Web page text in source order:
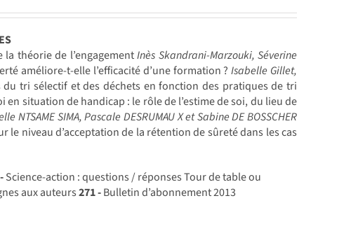
théorie de l’engagementInès Skandrani-Marzouki, Séverine
améliore-t-elle l’efficacité d’une formation ?Isabelle Gillet,
du tri sélectif et des déchets en fonction des pratiques de tri
situation de handicap : le rôle de l’estime de soi, du lieu de
NTSAME SIMA, Pascale DESRUMAU X et Sabine DE BOSSCHER
niveau d’acceptation de la rétention de sûreté dans les cas
Science-action : questions / réponses Tour de table ou
aux auteurs271 -Bulletin d’abonnement 2013